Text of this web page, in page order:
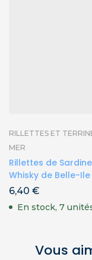
RILLETTES ET
MER
Rillettes de
Whisky de Belle-Ile
6,40 €
En stock, 7
Vous